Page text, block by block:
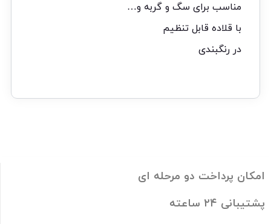
مناسب برای سگ و گربه و…
با قلاده قابل تنظیم
در رنگبندی
امکان پرداخت دو مرحله ای
پشتیبانی ۲۴ ساعته